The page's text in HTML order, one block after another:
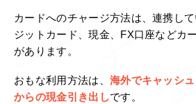
カードへのチャージ方法は、連携し
ジットカード、現金、FX口座などカ
があります。
おもな利用方法は、 海外でキャッシ
からの現金引き出しです。